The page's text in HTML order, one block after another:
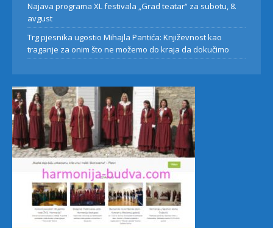
Najava programa XL festivala „Grad teatar“ za subotu, 8.
avgust
Trg pjesnika ugostio Mihajla Pantića: Književnost kao
traganje za onim što ne možemo do kraja da dokučimo